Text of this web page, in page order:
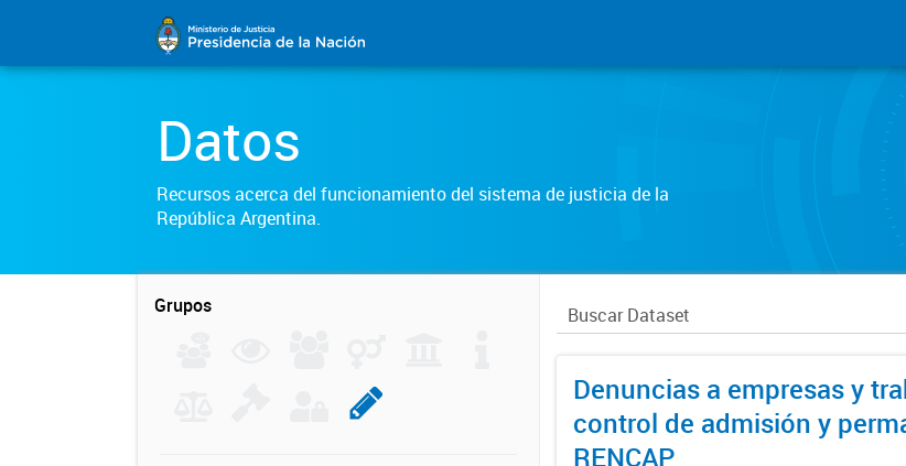
Datos
Recursos acerca del funcionamiento del sistema de justicia de la
República Argentina.
Grupos
Denuncias a empresas y
control de admisión y
RENCAP